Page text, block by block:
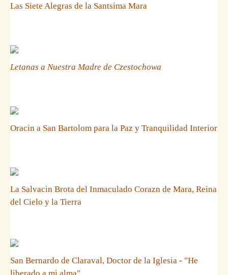
Las Siete Alegras de la Santsima Mara
Letanas a Nuestra Madre de Czestochowa
Oracin a San Bartolom para la Paz y Tranquilidad Interior
La Salvacin Brota del Inmaculado Corazn de Mara, Reina
del Cielo y la Tierra
San Bernardo de Claraval, Doctor de la Iglesia - "He